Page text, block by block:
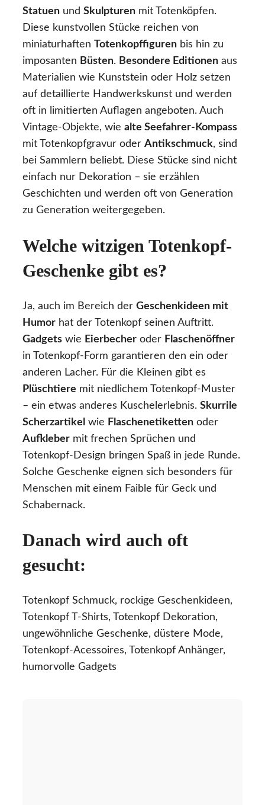
Statuen und Skulpturen mit Totenköpfen.
Diese kunstvollen Stücke reichen von
miniaturhaften Totenkopffiguren bis hin zu
imposanten Büsten. Besondere Editionen aus
Materialien wie Kunststein oder Holz setzen
auf detaillierte Handwerkskunst und werden
oft in limitierten Auflagen angeboten. Auch
Vintage-Objekte, wie alte Seefahrer-Kompass
mit Totenkopfgravur oder Antikschmuck, sind
bei Sammlern beliebt. Diese Stücke sind nicht
einfach nur Dekoration – sie erzählen
Geschichten und werden oft von Generation
zu Generation weitergegeben.
Welche witzigen Totenkopf-
Geschenke gibt es?
Ja, auch im Bereich der Geschenkideen mit
Humor hat der Totenkopf seinen Auftritt.
Gadgets wie Eierbecher oder Flaschenöffner
in Totenkopf-Form garantieren den ein oder
anderen Lacher. Für die Kleinen gibt es
Plüschtiere mit niedlichem Totenkopf-Muster
– ein etwas anderes Kuschelerlebnis. Skurrile
Scherzartikel wie Flaschenetiketten oder
Aufkleber mit frechen Sprüchen und
Totenkopf-Design bringen Spaß in jede Runde.
Solche Geschenke eignen sich besonders für
Menschen mit einem Faible für Geck und
Schabernack.
Danach wird auch oft
gesucht:
Totenkopf Schmuck, rockige Geschenkideen,
Totenkopf T-Shirts, Totenkopf Dekoration,
ungewöhnliche Geschenke, düstere Mode,
Totenkopf-Acessoires, Totenkopf Anhänger,
humorvolle Gadgets